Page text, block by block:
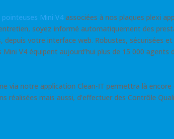
pointeuses Mini V4 associées à nos plaques plexi
soyez informé automatiquement des
votre interface web. Robustes, sécurisées et
V4 équipent aujourd’hui plus de 15 000 agents
via notre application Clean-IT permettra là encore
réalisées mais aussi, d’effectuer des Contrôle